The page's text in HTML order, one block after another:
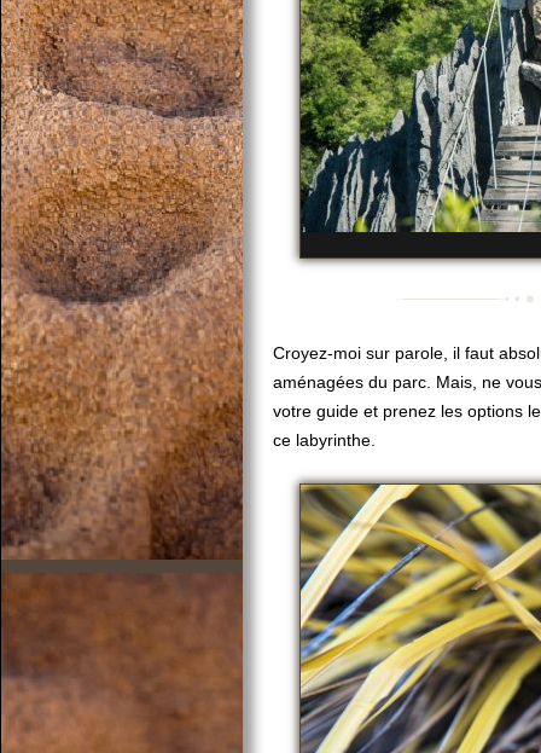
Croyez-moi sur parole, il faut
aménagées du parc. Mais, ne
votre guide et prenez les options
ce labyrinthe.